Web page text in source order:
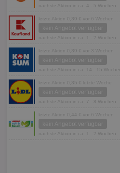
nächste Aktion in ca. 4 - 5 Wochen
letzte Aktion 0,39 € vor 6 Wochen
kein Angebot verfügbar
nächste Aktion in ca. 1 - 2 Wochen
letzte Aktion 0,39 € vor 3 Wochen
kein Angebot verfügbar
nächste Aktion in ca. 14 - 15 Wochen
letzte Aktion 0,35 € letzte Woche
kein Angebot verfügbar
nächste Aktion in ca. 7 - 8 Wochen
letzte Aktion 0,44 € vor 6 Wochen
kein Angebot verfügbar
nächste Aktion in ca. 1 - 2 Wochen